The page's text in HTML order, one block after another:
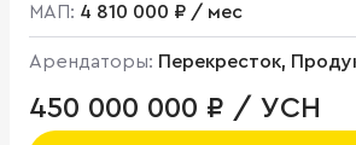
МАП: 4 810 000 ₽ / мес
Арендаторы: Перекресток,
450 000 000 ₽ / УСН